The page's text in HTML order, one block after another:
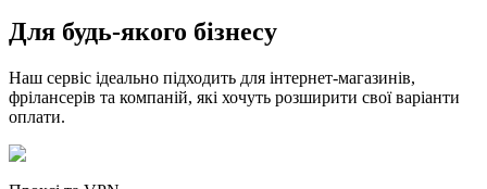
Для будь-якого бізнесу
Наш сервіс ідеально підходить для інтернет-магазинів,
фрілансерів та компаній, які хочуть розширити свої варіанти
оплати.